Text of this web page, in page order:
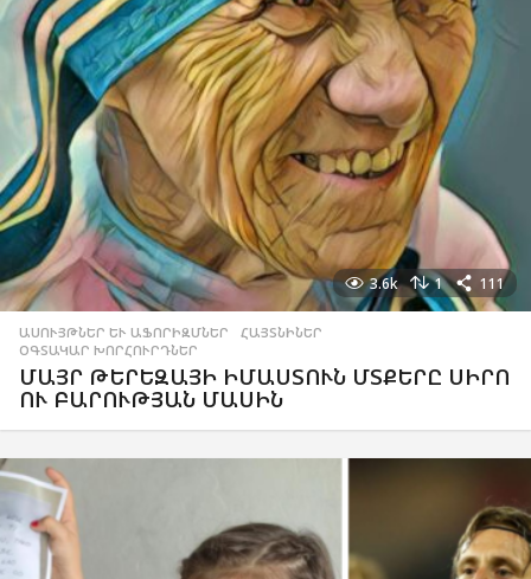
3.6k 1 111
ԱՍՈՒՅԹՆԵՐ ԵՒ ԱՖՈՐԻԶՄՆԵՐ ,ՀԱՅՏՆԻՆԵՐ
ՕԳՏԱԿԱՐ ԽՈՐՀՈՒՐԴՆԵՐ
ՄԱՅՐ ԹԵՐԵԶԱՅԻ ԻՄԱՍՏՈՒՆ ՄՏՔԵՐԸ ՍԻՐՈ
ՈՒ ԲԱՐՈՒԹՅԱՆ ՄԱՍԻՆ